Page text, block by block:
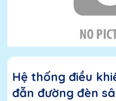
Hệ thống điều
đẫn đường đèn